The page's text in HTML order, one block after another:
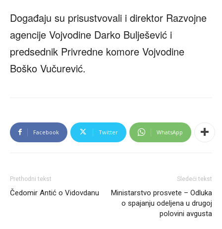
Događaju su prisustvovali i direktor Razvojne
agencije Vojvodine Darko Bulješević i
predsednik Privredne komore Vojvodine
Boško Vučurević.
Facebook Twitter WhatsApp
Prethodni tekst
Čedomir Antić o Vidovdanu
Sledeći tekst
Ministarstvo prosvete – Odluka
o spajanju odeljena u drugoj
polovini avgusta